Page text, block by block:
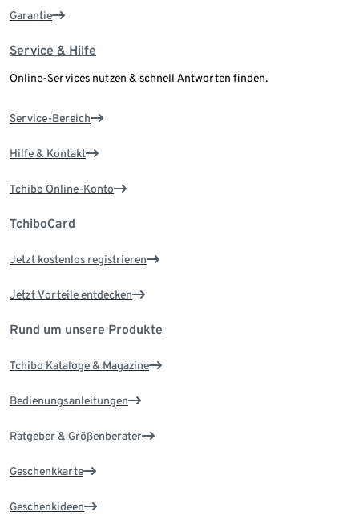
Garantie
Service & Hilfe
Online-Services nutzen & schnell Antworten finden.
Service-Bereich
Hilfe & Kontakt
Tchibo Online-Konto
TchiboCard
Jetzt kostenlos registrieren
Jetzt Vorteile entdecken
Rund um unsere Produkte
Tchibo Kataloge & Magazine
Bedienungsanleitungen
Ratgeber & Größenberater
Geschenkkarte
Geschenkideen